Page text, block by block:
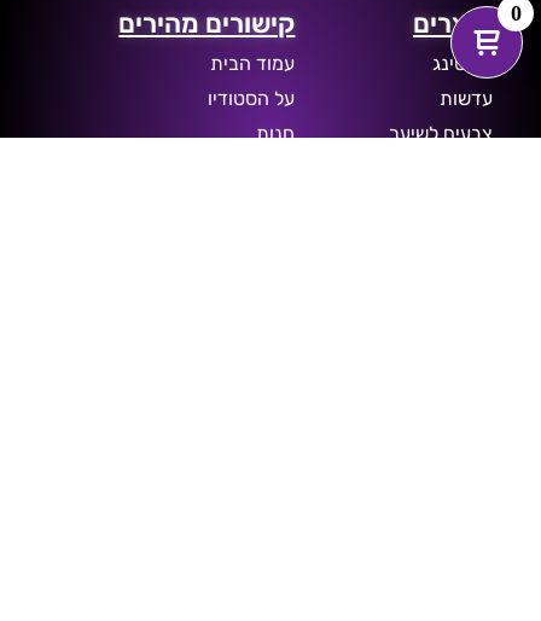
מוצרים
פירסינג
עדשות
צבעים לשיער
קישורים מהירים
עמוד הבית
על הסטודיו
חנות
0